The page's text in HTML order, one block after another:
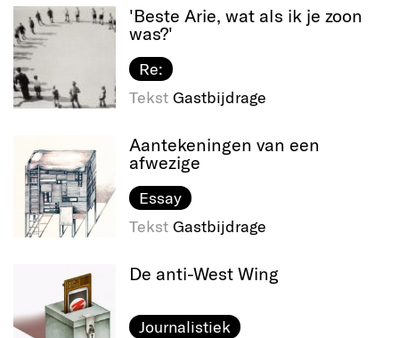
'Beste Arie, wat als ik je zoon
was?'
Re:
Tekst Gastbijdrage
Aantekeningen van een
afwezige
Essay
Tekst Gastbijdrage
De anti-West Wing
Journalistiek